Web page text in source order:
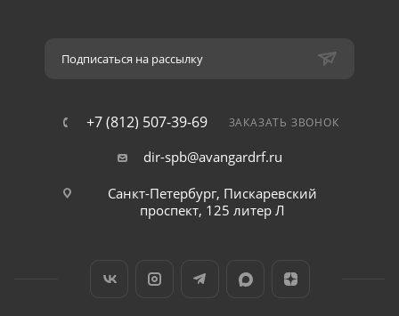
Подписаться на рассылку
+7 (812) 507-39-69 ЗАКАЗАТЬ ЗВОНОК
dir-spb@avangardrf.ru
Санкт-Петербург, Пискаревский
проспект, 125 литер Л